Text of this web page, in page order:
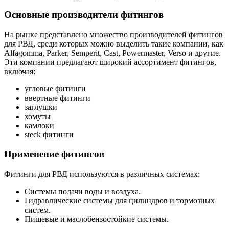
Основные производители фитингов
На рынке представлено множество производителей фитингов
для РВД, среди которых можно выделить такие компании, как
Alfagomma, Parker, Semperit, Cast, Powermaster, Verso и другие.
Эти компании предлагают широкий ассортимент фитингов,
включая:
угловые фитинги
ввертные фитинги
заглушки
хомуты
камлоки
steck фитинги
Применение фитингов
Фитинги для РВД используются в различных системах:
Системы подачи воды и воздуха.
Гидравлические системы для цилиндров и тормозных
систем.
Пищевые и маслобензостойкие системы.